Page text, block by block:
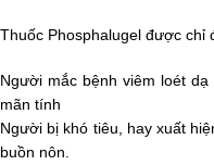
Thuốc Phosphalugel được chỉ
Người mắc bệnh viêm loét
mãn tính
Người bị khó tiêu, hay xuất
buồn nôn.